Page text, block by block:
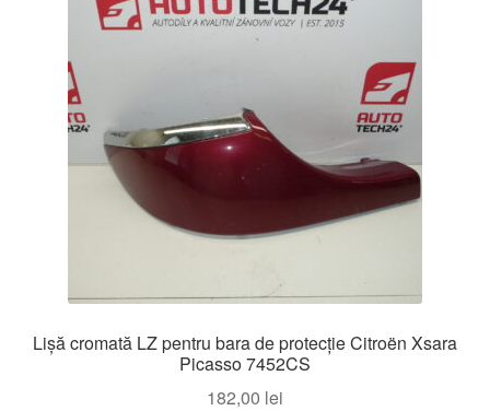
Lișă cromată LZ pentru bara de protecție Citroën Xsara
Picasso 7452CS
182,00 lei